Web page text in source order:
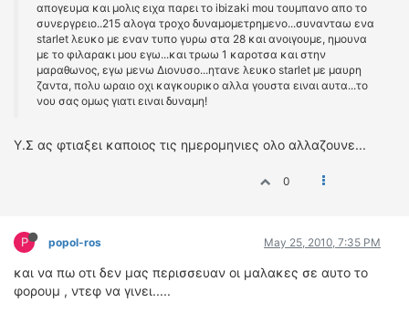
απογευμα και μολις ειχα παρει το ibizaki mou τουμπανο απο το
συνεργρειο..215 αλογα τροχο δυναμομετρημενο...συνανταω ενα
starlet λευκο με εναν τυπο γυρω στα 28 και ανοιγουμε, ημουνα
με το φιλαρακι μου εγω...και τρωω 1 καροτσα και στην
μαραθωνος, εγω μενω Διονυσο...ητανε λευκο starlet με μαυρη
ζαντα, πολυ ωραιο οχι καγκουρικο αλλα γουστα ειναι αυτα...το
νου σας ομως γιατι ειναι δυναμη!
Υ.Σ ας φτιαξει καποιος τις ημερομηνιες ολο αλλαζουνε...
0
P popol-ros May 25, 2010, 7:35 PM
και να πω οτι δεν μας περισσευαν οι μαλακες σε αυτο το
φορουμ , ντεφ να γινει.....
ΑΡΧΕΙΟ ΤΕΥΧΩΝ